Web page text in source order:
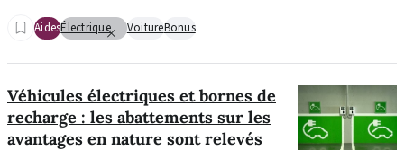
AidesÉlectrique VoitureBonus
Véhicules électriques et bornes de
recharge : les abattements sur les
avantages en nature sont relevés